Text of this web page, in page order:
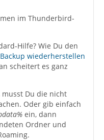
im Thunderbird-
Hilfe? Wie Du den
wiederherstellen
scheitert es ganz
musst Du die nicht
Oder gib einfach
ein, dann
Ordner und